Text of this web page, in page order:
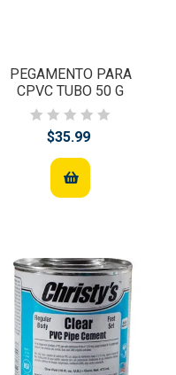
PEGAMENTO PARA
CPVC TUBO 50 G
$35.99